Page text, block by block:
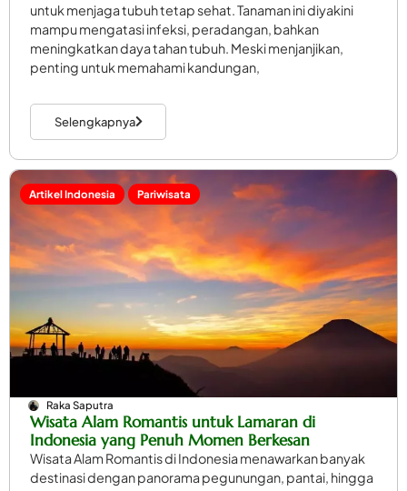
untuk menjaga tubuh tetap sehat. Tanaman ini diyakini
mampu mengatasi infeksi, peradangan, bahkan
meningkatkan daya tahan tubuh. Meski menjanjikan,
penting untuk memahami kandungan,
Selengkapnya
Artikel Indonesia Pariwisata
Raka Saputra
Wisata Alam Romantis untuk Lamaran di
Indonesia yang Penuh Momen Berkesan
Wisata Alam Romantis di Indonesia menawarkan banyak
destinasi dengan panorama pegunungan, pantai, hingga